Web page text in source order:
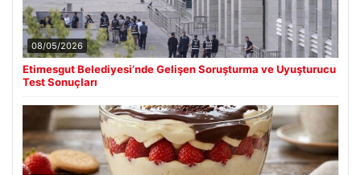
08/05/2026
Etimesgut Belediyesi’nde Gelişen Soruşturma ve Uyuşturucu
Test Sonuçları